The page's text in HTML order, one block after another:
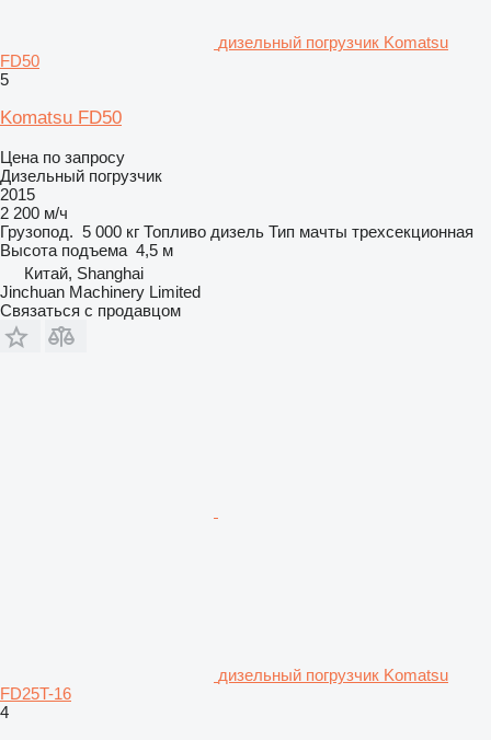
дизельный погрузчик Komatsu
FD50
5
Komatsu FD50
Цена по запросу
Дизельный погрузчик
2015
2 200 м/ч
Грузопод. 5 000 кг Топливо дизель Тип мачты трехсекционная
Высота подъема 4,5 м
Китай, Shanghai
Jinchuan Machinery Limited
Связаться с продавцом
дизельный погрузчик Komatsu
FD25T-16
4